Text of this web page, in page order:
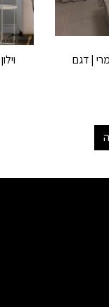
| דגם